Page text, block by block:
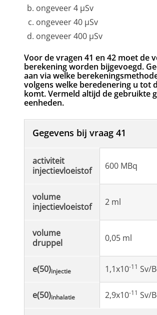
ongeveer 4 µSv
ongeveer 40 µSv
ongeveer 400 µSv
Voor de vragen 41 en 42 moet de
berekening worden bijgevoegd.
aan via welke
volgens welke beredenering u tot
komt. Vermeld altijd de gebruikte
eenheden.
Gegevens bij vraag 41
activiteit
injectievloeistof
600 MBq
volume
injectievloeistof
2 ml
volume
druppel
0,05 ml
e(50)injectie 1,1x10-11 Sv/
e(50)inhalatie 2,9x10-11 Sv/